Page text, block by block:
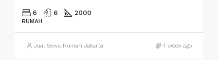
6 6 2000
RUMAH
Jual Sewa Rumah Jakarta 1 week ago